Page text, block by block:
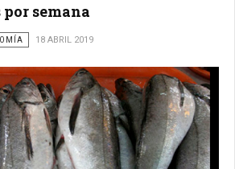
por semana
18 ABRIL 2019